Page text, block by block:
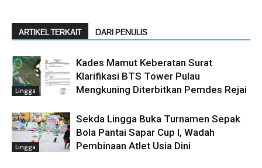
ARTIKEL TERKAIT DARI PENULIS
Lingga
Kades Mamut Keberatan Surat
Klarifikasi BTS Tower Pulau
Mengkuning Diterbitkan Pemdes Rejai
Lingga
Sekda Lingga Buka Turnamen Sepak
Bola Pantai Sapar Cup I, Wadah
Pembinaan Atlet Usia Dini